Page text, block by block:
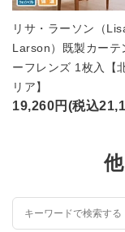
リサ・ラーソン（
Larson）既製カーテ
ーフレンズ 1枚入【
リア】
19,260円(税込